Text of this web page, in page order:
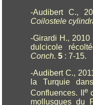
-Audibert C.,
Coilostele
-Girardi H.,
dulcicole
Conch. 5 : 7-15.
-Audibert C.,
la Turquie
Confluences. II e
mollusques du